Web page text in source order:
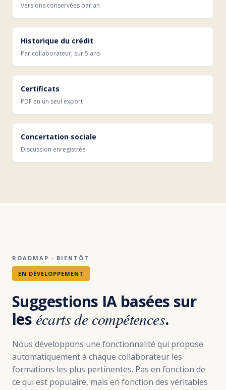
Versions conservées par an
Historique du crédit
Par collaborateur, sur 5 ans
Certificats
PDF en un seul export
Concertation sociale
Discussion enregistrée
ROADMAP · BIENTÔT
EN DÉVELOPPEMENT
Suggestions IA basées sur
les écarts de compétences.
Nous développons une fonctionnalité qui propose
automatiquement à chaque collaborateur les
formations les plus pertinentes. Pas en fonction de
ce qui est populaire, mais en fonction des véritables